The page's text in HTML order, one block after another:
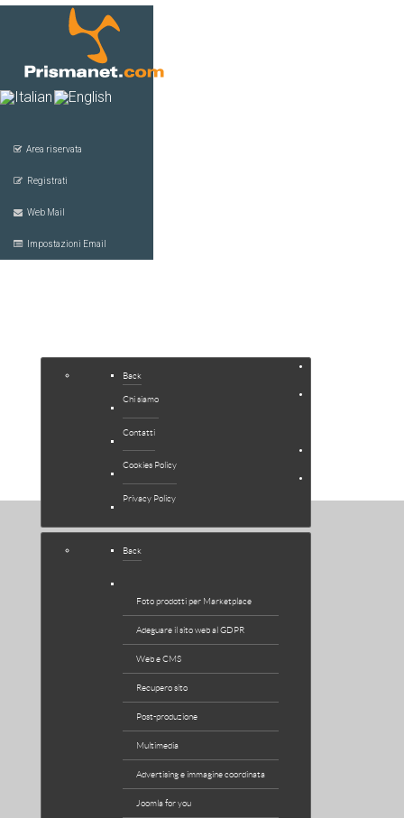
Area riservata
Registrati
Web Mail
Impostazioni Email
Back
Chi siamo
Contatti
Cookies Policy
Privacy Policy
Back
Foto prodotti per Marketplace
Adeguare il sito web al GDPR
Web e CMS
Recupero sito
Post-produzione
Multimedia
Advertising e immagine coordinata
Joomla for you